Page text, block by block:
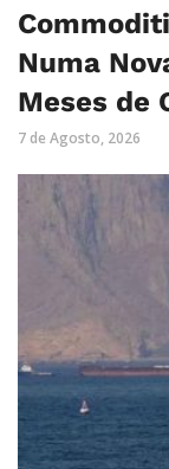
Numa
Meses de
7 de Agosto, 2026